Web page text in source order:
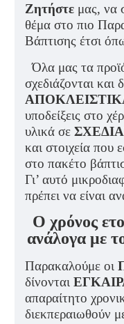
Ζητήστε μας, να
θέμα στο πιο
Βάπτισης έτσι
Όλα μας τα
σχεδιάζονται και
υποδείξεις στο
υλικά σε
και στοιχεία που
στο πακέτο
Γι’ αυτό
πρέπει να είναι
Ο χρόνος
ανάλογα με
Παρακαλούμε οι
δίνονται
απαραίτητο
διεκπεραιωθούν